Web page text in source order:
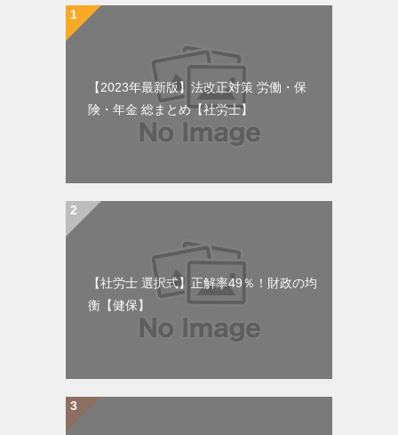
【2023年最新版】法改正対策 労働・保
険・年金 総まとめ【社労士】
【社労士 選択式】正解率49％！財政の均
衡【健保】